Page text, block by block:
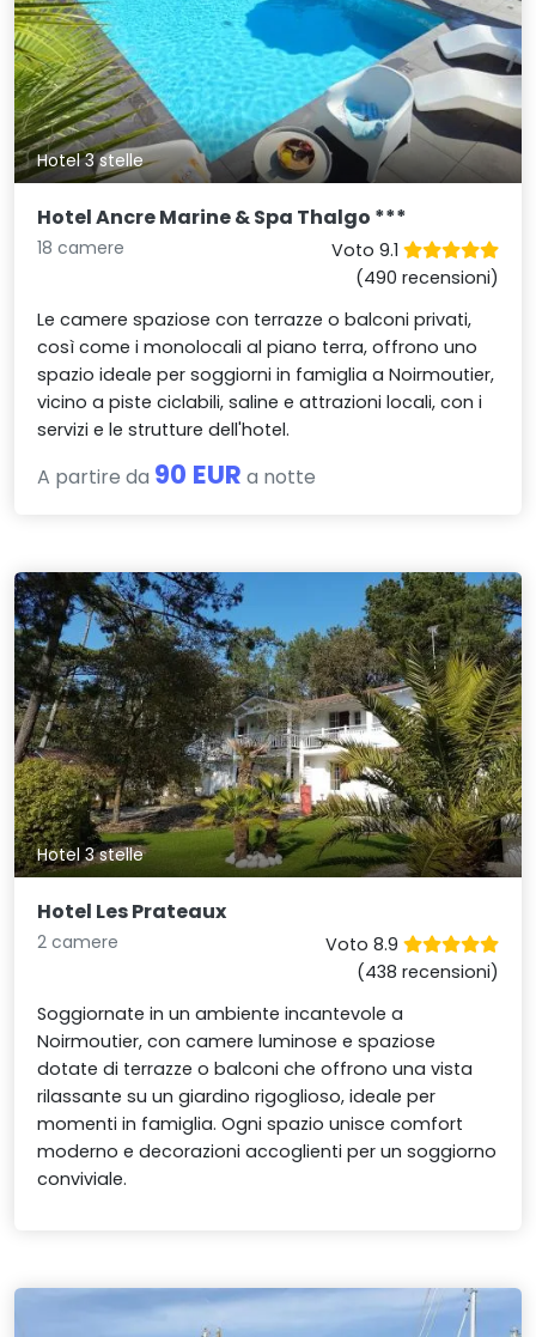
Hotel 3 stelle
Hotel Ancre Marine & Spa Thalgo ***
18 camere
Voto 9.1
(490 recensioni)
Le camere spaziose con terrazze o balconi privati,
così come i monolocali al piano terra, offrono uno
spazio ideale per soggiorni in famiglia a Noirmoutier,
vicino a piste ciclabili, saline e attrazioni locali, con i
servizi e le strutture dell'hotel.
A partire da 90 EUR a notte
Hotel 3 stelle
Hotel Les Prateaux
2 camere
Voto 8.9
(438 recensioni)
Soggiornate in un ambiente incantevole a
Noirmoutier, con camere luminose e spaziose
dotate di terrazze o balconi che offrono una vista
rilassante su un giardino rigoglioso, ideale per
momenti in famiglia. Ogni spazio unisce comfort
moderno e decorazioni accoglienti per un soggiorno
conviviale.